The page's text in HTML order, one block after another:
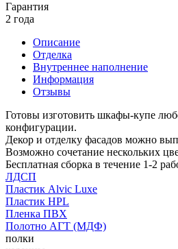
Гарантия
2 года
Описание
Отделка
Внутреннее наполнение
Информация
Отзывы
Готовы изготовить шкафы-купе
конфигурации.
Декор и отделку фасадов можно
Возможно сочетание нескольких
Бесплатная сборка в течение 1-2
ЛДСП
Пластик Alvic Luxe
Пластик HPL
Пленка ПВХ
Полотно АГТ (МДФ)
полки